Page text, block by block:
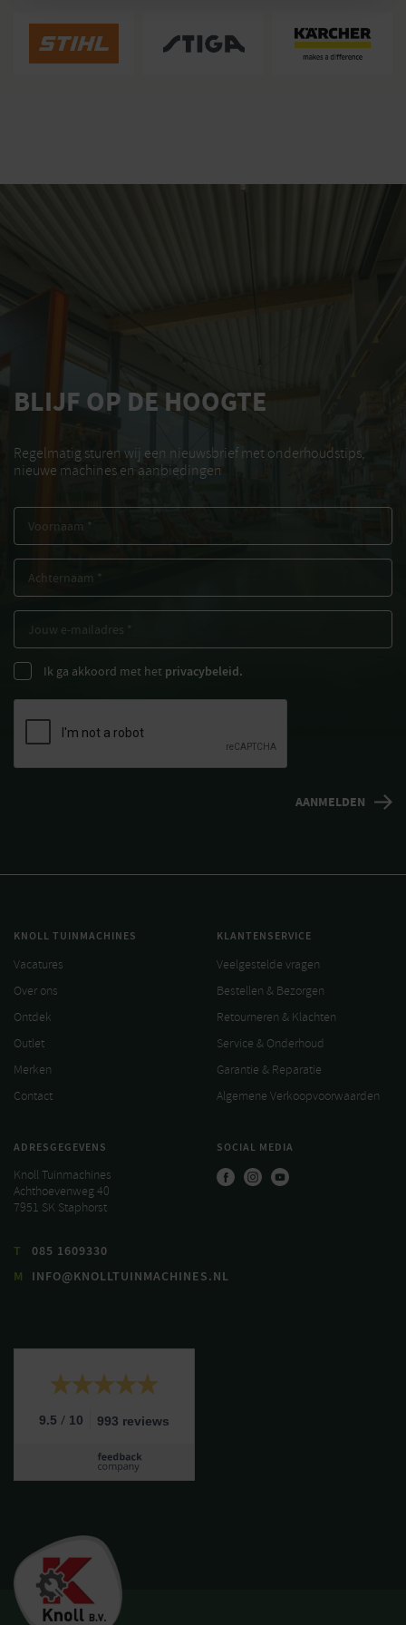
BLIJF OP DE HOOGTE
Regelmatig sturen wij een nieuwsbrief met onderhoudstips,
nieuwe machines en aanbiedingen
Ik ga akkoord met het privacybeleid.
KNOLL TUINMACHINES
Vacatures
Over ons
Ontdek
Outlet
Merken
Contact
KLANTENSERVICE
Veelgestelde vragen
Bestellen & Bezorgen
Retourneren & Klachten
Service & Onderhoud
Garantie & Reparatie
Algemene Verkoopvoorwaarden
ADRESGEGEVENS
Knoll Tuinmachines
Achthoevenweg 40
7951 SK Staphorst
T
085 1609330
M
INFO@KNOLLTUINMACHINES.NL
SOCIAL MEDIA
9.5 / 10 993 reviews